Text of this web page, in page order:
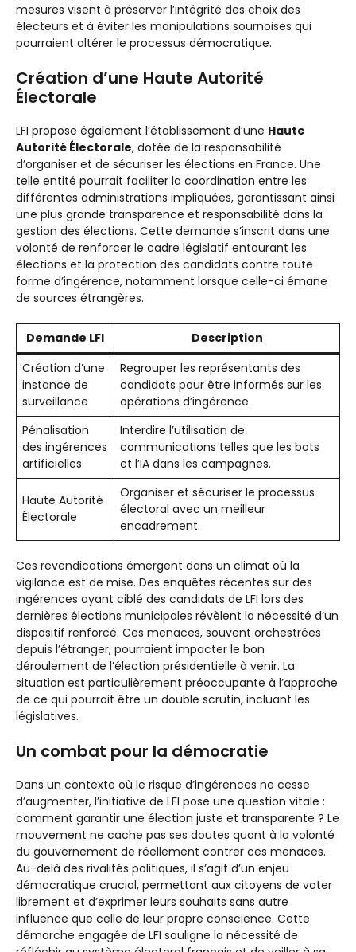
mesures visent à préserver l’intégrité des choix des
électeurs et à éviter les manipulations sournoises qui
pourraient altérer le processus démocratique.
Création d’une Haute Autorité
Électorale
LFI propose également l’établissement d’une Haute
Autorité Électorale, dotée de la responsabilité
d’organiser et de sécuriser les élections en France. Une
telle entité pourrait faciliter la coordination entre les
différentes administrations impliquées, garantissant ainsi
une plus grande transparence et responsabilité dans la
gestion des élections. Cette demande s’inscrit dans une
volonté de renforcer le cadre législatif entourant les
élections et la protection des candidats contre toute
forme d’ingérence, notamment lorsque celle-ci émane
de sources étrangères.
Demande LFI
Description
Création d’une
instance de
surveillance
Regrouper les représentants des
candidats pour être informés sur les
opérations d’ingérence.
Pénalisation
des ingérences
artificielles
Interdire l’utilisation de
communications telles que les bots
et l’IA dans les campagnes.
Haute Autorité
Électorale
Organiser et sécuriser le processus
électoral avec un meilleur
encadrement.
Ces revendications émergent dans un climat où la
vigilance est de mise. Des enquêtes récentes sur des
ingérences ayant ciblé des candidats de LFI lors des
dernières élections municipales révèlent la nécessité d’un
dispositif renforcé. Ces menaces, souvent orchestrées
depuis l’étranger, pourraient impacter le bon
déroulement de l’élection présidentielle à venir. La
situation est particulièrement préoccupante à l’approche
de ce qui pourrait être un double scrutin, incluant les
législatives.
Un combat pour la démocratie
Dans un contexte où le risque d’ingérences ne cesse
d’augmenter, l’initiative de LFI pose une question vitale :
comment garantir une élection juste et transparente ? Le
mouvement ne cache pas ses doutes quant à la volonté
du gouvernement de réellement contrer ces menaces.
Au-delà des rivalités politiques, il s’agit d’un enjeu
démocratique crucial, permettant aux citoyens de voter
librement et d’exprimer leurs souhaits sans autre
influence que celle de leur propre conscience. Cette
démarche engagée de LFI souligne la nécessité de